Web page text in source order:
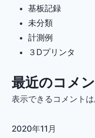
基板記録
未分類
計測例
３Dプリンタ
最近のコメ
表示できるコメントは
2020年11月